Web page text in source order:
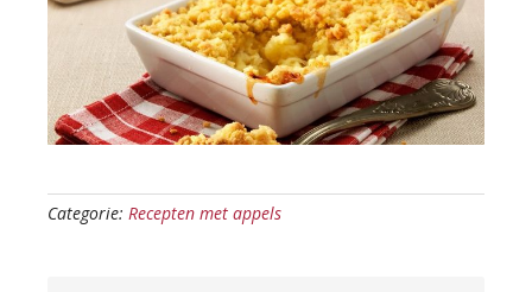
Categorie: Recepten met appels